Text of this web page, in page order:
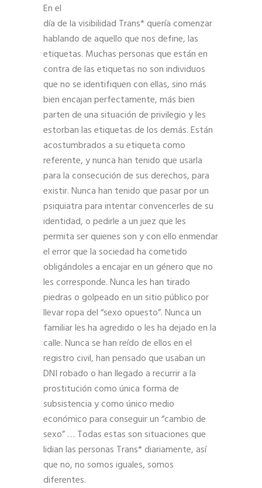
En el
día de la visibilidad Trans* quería comenzar
hablando de aquello que nos define, las
etiquetas. Muchas personas que están en
contra de las etiquetas no son individuos
que no se identifiquen con ellas, sino más
bien encajan perfectamente, más bien
parten de una situación de privilegio y les
estorban las etiquetas de los demás. Están
acostumbrados a su etiqueta como
referente, y nunca han tenido que usarla
para la consecución de sus derechos, para
existir. Nunca han tenido que pasar por un
psiquiatra para intentar convencerles de su
identidad, o pedirle a un juez que les
permita ser quienes son y con ello enmendar
el error que la sociedad ha cometido
obligándoles a encajar en un género que no
les corresponde. Nunca les han tirado
piedras o golpeado en un sitio público por
llevar ropa del “sexo opuesto”. Nunca un
familiar les ha agredido o les ha dejado en la
calle. Nunca se han reído de ellos en el
registro civil, han pensado que usaban un
DNI robado o han llegado a recurrir a la
prostitución como única forma de
subsistencia y como único medio
económico para conseguir un “cambio de
sexo” … Todas estas son situaciones que
lidian las personas Trans* diariamente, así
que no, no somos iguales, somos
diferentes.